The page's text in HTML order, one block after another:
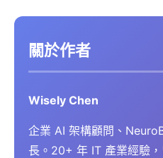
關於作者
Wisely Chen
企業 AI 架構顧問、
長。20+ 年 IT 產業經驗